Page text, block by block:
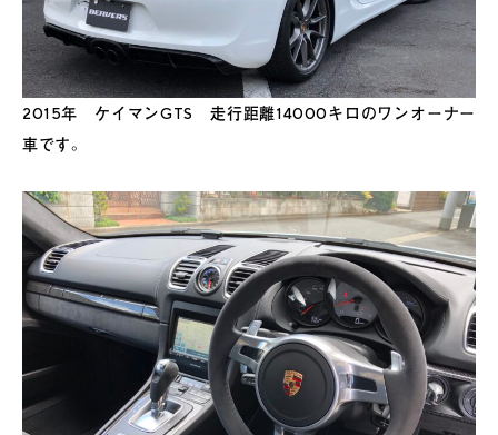
2015年 ケイマンGTS 走行距離14000キロのワンオーナー
車です。